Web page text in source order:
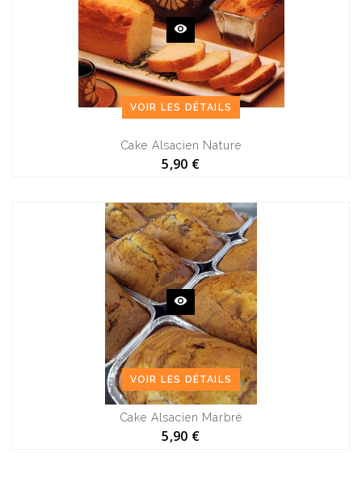
VOIR LES DÉTAILS
Cake Alsacien Nature
5,90 €
VOIR LES DÉTAILS
Cake Alsacien Marbré
5,90 €